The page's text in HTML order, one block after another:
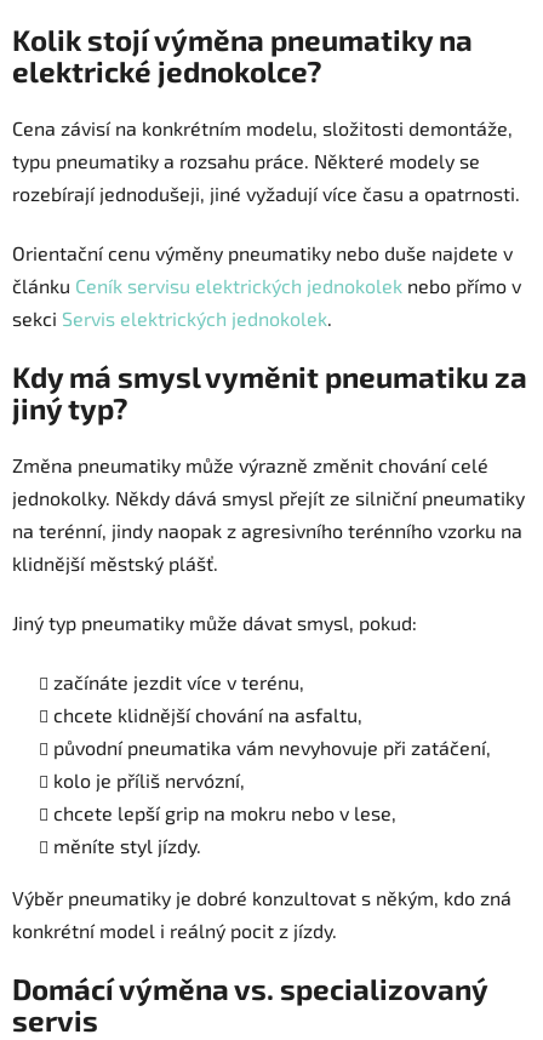
Kolik stojí výměna pneumatiky na
elektrické jednokolce?
Cena závisí na konkrétním modelu, složitosti demontáže,
typu pneumatiky a rozsahu práce. Některé modely se
rozebírají jednodušeji, jiné vyžadují více času a opatrnosti.
Orientační cenu výměny pneumatiky nebo duše najdete v
článku Ceník servisu elektrických jednokolek nebo přímo v
sekci Servis elektrických jednokolek
Kdy má smysl vyměnit pneumatiku za
jiný typ?
Změna pneumatiky může výrazně změnit chování celé
jednokolky. Někdy dává smysl přejít ze silniční pneumatiky
na terénní, jindy naopak z agresivního terénního vzorku na
klidnější městský plášť.
Jiný typ pneumatiky může dávat smysl, pokud:
začínáte jezdit více v terénu,
chcete klidnější chování na asfaltu,
původní pneumatika vám nevyhovuje při zatáčení,
kolo je příliš nervózní,
chcete lepší grip na mokru nebo v lese,
měníte styl jízdy.
Výběr pneumatiky je dobré konzultovat s někým, kdo zná
konkrétní model i reálný pocit z jízdy.
Domácí výměna vs. specializovaný
servis